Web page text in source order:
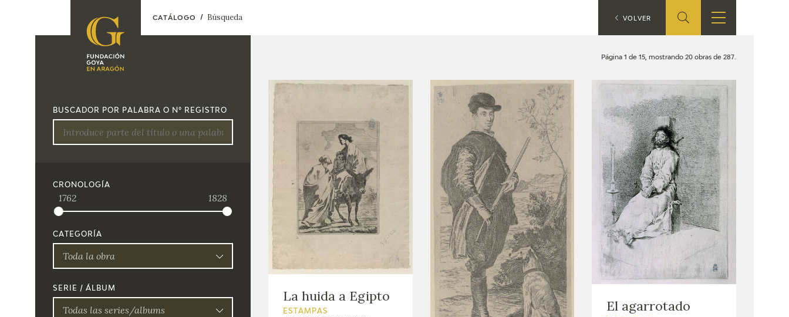
EN
FUNDACIÓN
CENTRO DE
CONTACTO
SALA DE
BLOG CUADERNO
BIOGRAFÍA
EL VIAJE DE GOYA
CATÁLOGO
GOYA EN EL MUNDO
GOYA EN ARAGÓN
PREMIO ARAGÓN
PUBLICACIONES TIENDA ONLINE
EDUCA
CEDEA
RECURSOS
EDUCATIVOS
FICHAS ARASAAC
BUSCADOR POR PALABRA O Nº REGISTRO
CRONOLOGÍA
1762 1828
CATEGORÍA
Toda la obra
SERIE / ÁLBUM
Todas las series/albums
Página 1 de 15, mostrando 20 obras de 287.
La huida a Egipto
ESTAMPAS El agarrotado
CATÁLOGO Búsqueda VOLVER